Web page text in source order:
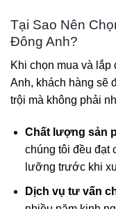
Tại Sao Nên
Đông Anh?
Khi chọn mua và
Anh, khách hàng sẽ
trội mà không phải
Chất lượng sản
chúng tôi đều đạt
lưỡng trước khi
Dịch vụ tư vấn